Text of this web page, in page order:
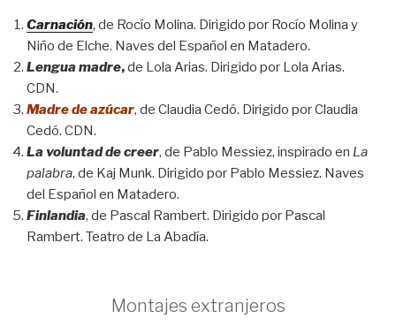
Carnación, de Rocío Molina. Dirigido por Rocío Molina y
Niño de Elche. Naves del Español en Matadero.
Lengua madre,de Lola Arias. Dirigido por Lola Arias.
CDN.
Madre de azúcar, de Claudia Cedó. Dirigido por Claudia
Cedó. CDN.
La voluntad de creer, de Pablo Messiez, inspirado en La
palabra, de Kaj Munk. Dirigido por Pablo Messiez. Naves
del Español en Matadero.
Finlandia, de Pascal Rambert. Dirigido por Pascal
Rambert. Teatro de La Abadía.
Montajes extranjeros